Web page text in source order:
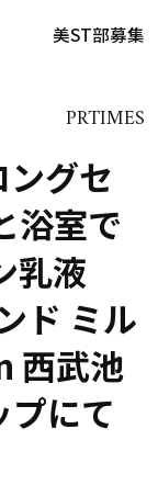
美ST部募集
PRTIMES
グセ
浴室で
乳液
ド ミル
西武池
にて